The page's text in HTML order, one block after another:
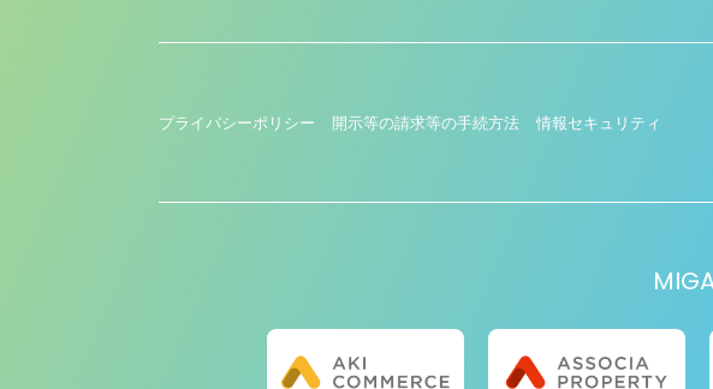
プライバシーポリシー 開示等の請求等の手続方法 情報セキュリティ